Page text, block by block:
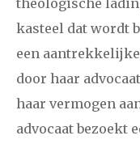
2015
januari
augustus
december
kasteel dat wordt
een
door haar
haar vermogen
advocaat bezoekt